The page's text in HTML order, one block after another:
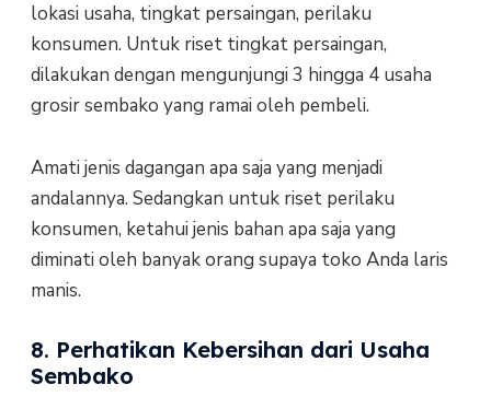
lokasi usaha, tingkat persaingan, perilaku
konsumen. Untuk riset tingkat persaingan,
dilakukan dengan mengunjungi 3 hingga 4 usaha
grosir sembako yang ramai oleh pembeli.
Amati jenis dagangan apa saja yang menjadi
andalannya. Sedangkan untuk riset perilaku
konsumen, ketahui jenis bahan apa saja yang
diminati oleh banyak orang supaya toko Anda laris
manis.
8. Perhatikan Kebersihan dari Usaha
Sembako